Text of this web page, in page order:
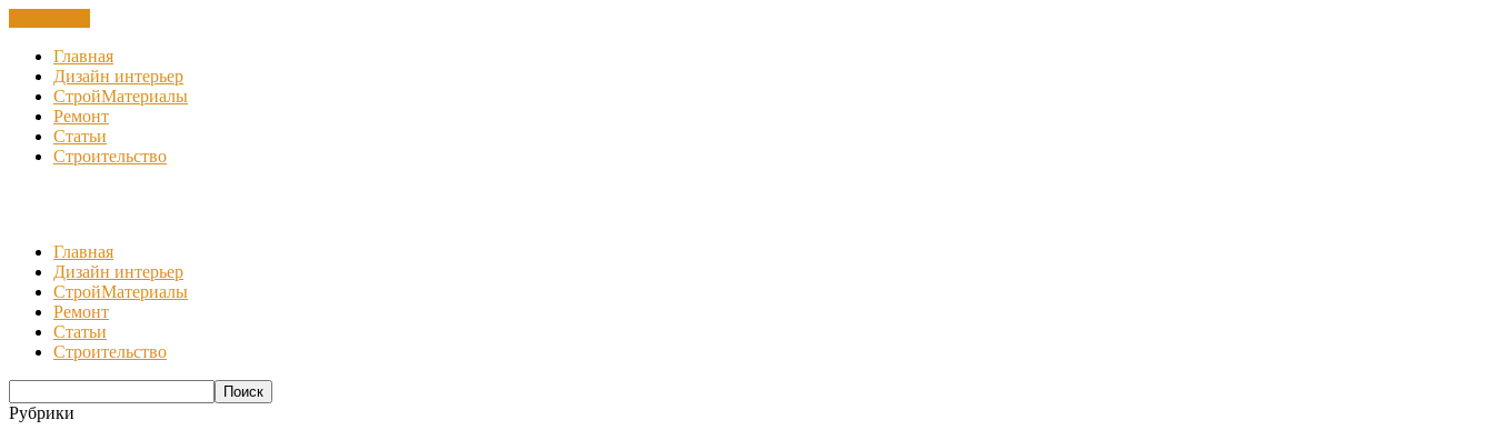
Главная
Дизайн интерьер
СтройМатериалы
Ремонт
Статьи
Строительство
Главная
Дизайн интерьер
СтройМатериалы
Ремонт
Статьи
Строительство
Рубрики